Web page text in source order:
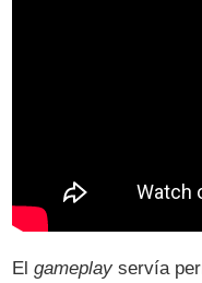
Elgameplay servía